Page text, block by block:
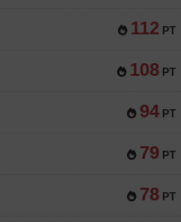
112 PT
108 PT
94 PT
79 PT
78 PT